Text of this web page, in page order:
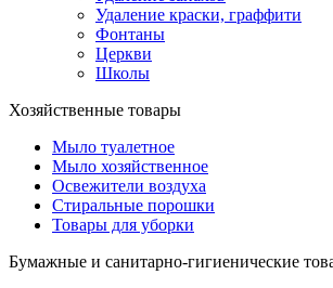
Удаление краски, граффити
Фонтаны
Церкви
Школы
Хозяйственные товары
Мыло туалетное
Мыло хозяйственное
Освежители воздуха
Стиральные порошки
Товары для уборки
Бумажные и санитарно-гигиенические